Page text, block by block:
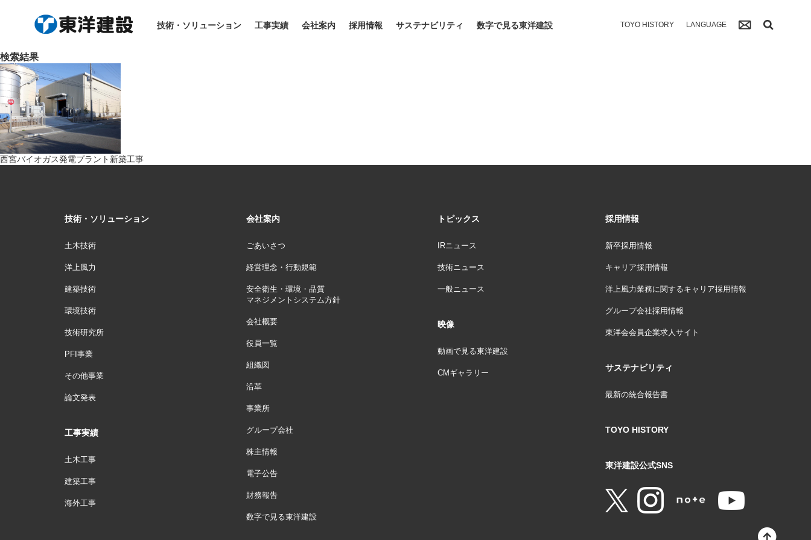
技術・ソリューション 工事実績 会社案内 採用情報 サステナビリティ 数字で見る東洋建設 TOYO HISTORY LANGUAGE
検索結果
西宮バイオガス発電プラント新築工事
技術・ソリューション
土木技術
洋上風力
建築技術
環境技術
技術研究所
PFI事業
その他事業
論文発表
工事実績
土木工事
建築工事
海外工事
会社案内
ごあいさつ
経営理念・行動規範
安全衛生・環境・品質
マネジメントシステム方針
会社概要
役員一覧
組織図
沿革
事業所
グループ会社
株主情報
電子公告
財務報告
数字で見る東洋建設
トピックス
IRニュース
技術ニュース
一般ニュース
映像
動画で見る東洋建設
CMギャラリー
採用情報
新卒採用情報
キャリア採用情報
洋上風力業務に関するキャリア採用情報
グループ会社採用情報
東洋会会員企業求人サイト
サステナビリティ
最新の統合報告書
TOYO HISTORY
東洋建設公式SNS